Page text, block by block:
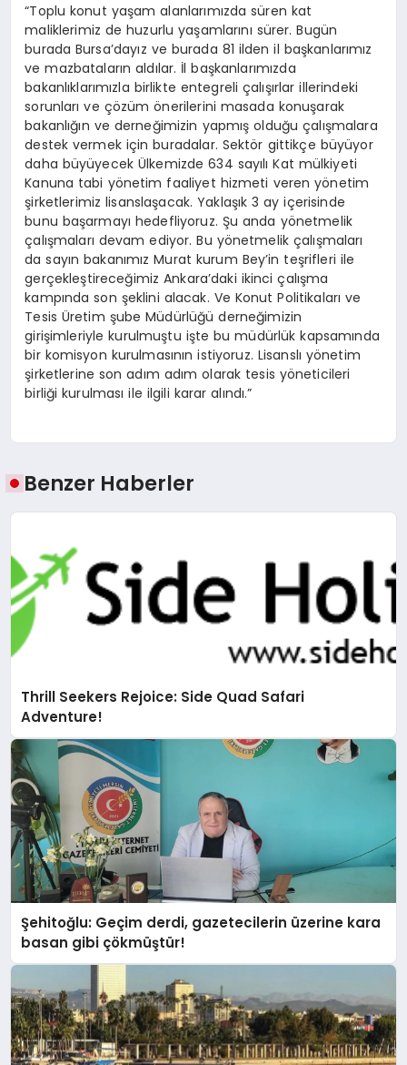
“Toplu konut yaşam alanlarımızda süren kat
maliklerimiz de huzurlu yaşamlarını sürer. Bugün
burada Bursa’dayız ve burada 81 ilden il başkanlarımız
ve mazbataların aldılar. İl başkanlarımızda
bakanlıklarımızla birlikte entegreli çalışırlar illerindeki
sorunları ve çözüm önerilerini masada konuşarak
bakanlığın ve derneğimizin yapmış olduğu çalışmalara
destek vermek için buradalar. Sektör gittikçe büyüyor
daha büyüyecek Ülkemizde 634 sayılı Kat mülkiyeti
Kanuna tabi yönetim faaliyet hizmeti veren yönetim
şirketlerimiz lisanslaşacak. Yaklaşık 3 ay içerisinde
bunu başarmayı hedefliyoruz. Şu anda yönetmelik
çalışmaları devam ediyor. Bu yönetmelik çalışmaları
da sayın bakanımız Murat kurum Bey’in teşrifleri ile
gerçekleştireceğimiz Ankara’daki ikinci çalışma
kampında son şeklini alacak. Ve Konut Politikaları ve
Tesis Üretim şube Müdürlüğü derneğimizin
girişimleriyle kurulmuştu işte bu müdürlük kapsamında
bir komisyon kurulmasının istiyoruz. Lisanslı yönetim
şirketlerine son adım adım olarak tesis yöneticileri
birliği kurulması ile ilgili karar alındı.”
Benzer Haberler
Thrill Seekers Rejoice: Side Quad Safari
Adventure!
Şehitoğlu: Geçim derdi, gazetecilerin üzerine kara
basan gibi çökmüştür!